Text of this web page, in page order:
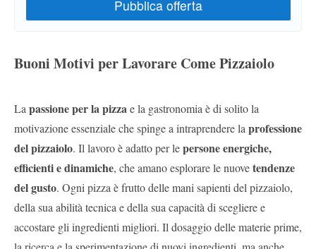
Buoni Motivi per Lavorare Come Pizzaiolo
La passione per la pizzae la gastronomia è di solito la
motivazione essenziale che spinge a intraprendere la professione
del pizzaiolo. Il lavoro è adatto per lepersone energiche,
efficienti e dinamiche, che amano esplorare le nuovetendenze
del gusto. Ogni pizza è frutto delle mani sapienti del pizzaiolo,
della sua abilità tecnica e della sua capacità di scegliere e
accostare gli ingredienti migliori. Il dosaggio delle materie prime,